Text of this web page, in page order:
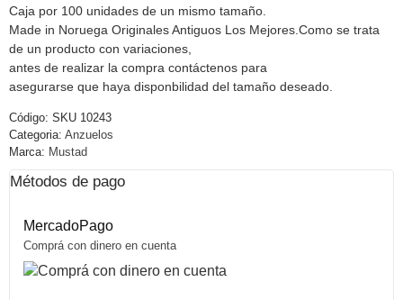
Caja por 100 unidades de un mismo tamaño.
Made in Noruega Originales Antiguos Los Mejores.Como se trata
de un producto con variaciones,
antes de realizar la compra contáctenos para
asegurarse que haya disponbilidad del tamaño deseado.
Código: SKU 10243
Categoria: Anzuelos
Marca: Mustad
Métodos de pago
MercadoPago
Comprá con dinero en cuenta